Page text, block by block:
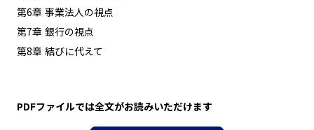
第6章 事業法人の視点
第7章 銀行の視点
第8章 結びに代えて
PDFファイルでは全文がお読みいただけます